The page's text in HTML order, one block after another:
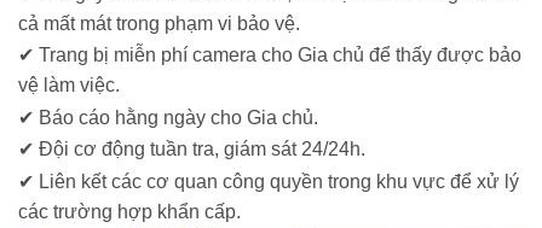
cả mất mát trong phạm vi bảo vệ.
✔ Trang bị miễn phí camera cho Gia chủ để thấy được bảo
vệ làm việc.
✔ Báo cáo hằng ngày cho Gia chủ.
✔ Đội cơ động tuần tra, giám sát 24/24h.
✔ Liên kết các cơ quan công quyền trong khu vực để xử lý
các trường hợp khẩn cấp.